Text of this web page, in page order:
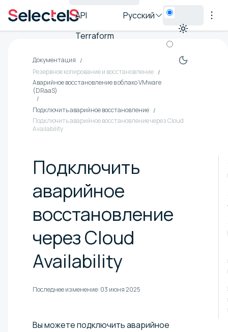
API
Terraform
Русский
Документация
Резервное копирование и восстановление
Аварийное восстановление в облако VMware
(DRaaS)
Подключить аварийное восстановление
Подключить аварийное восстановление через Cloud
Availability
Подключить
аварийное
восстановление
через Cloud
Availability
Последнее изменение: 03 июня 2025
Вы можете подключить аварийное